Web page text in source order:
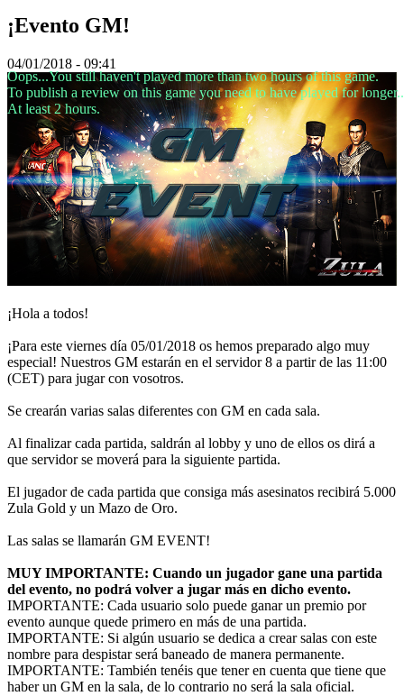
UK
VI
ZH
Hra
Hra
Gameplay
Události
ve
hře
Zprávy
Média
Průvodci
¡Evento GM!
04/01/2018 - 09:41
¡Hola a todos!
¡Para este viernes día 05/01/2018 os hemos preparado algo muy
especial! Nuestros GM estarán en el servidor 8 a partir de las 11:00
(CET) para jugar con vosotros.
Se crearán varias salas diferentes con GM en cada sala.
Al finalizar cada partida, saldrán al lobby y uno de ellos os dirá a
que servidor se moverá para la siguiente partida.
El jugador de cada partida que consiga más asesinatos recibirá 5.000
Zula Gold y un Mazo de Oro.
Las salas se llamarán GM EVENT!
MUY IMPORTANTE: Cuando un jugador gane una partida
del evento, no podrá volver a jugar más en dicho evento.
IMPORTANTE: Cada usuario solo puede ganar un premio por
evento aunque quede primero en más de una partida.
IMPORTANTE: Si algún usuario se dedica a crear salas con este
nombre para despistar será baneado de manera permanente.
IMPORTANTE: También tenéis que tener en cuenta que tiene que
haber un GM en la sala, de lo contrario no será la sala oficial.
Oops...You still haven't played more than two hours of this game.
To publish a review on this game you need to have played for
At least 2 hours.